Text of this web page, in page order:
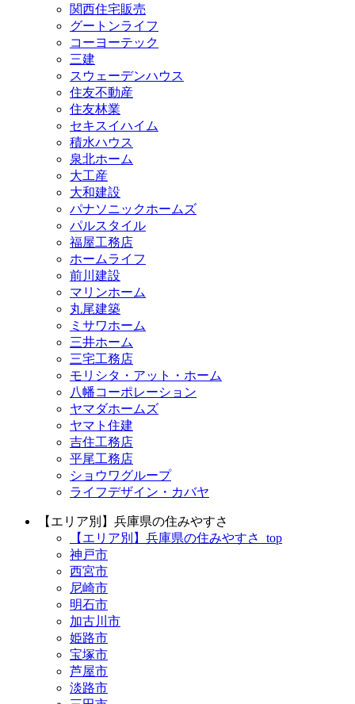
関西住宅販売
グートンライフ
コーヨーテック
三建
スウェーデンハウス
住友不動産
住友林業
セキスイハイム
積水ハウス
泉北ホーム
大工産
大和建設
パナソニックホームズ
パルスタイル
福屋工務店
ホームライフ
前川建設
マリンホーム
丸尾建築
ミサワホーム
三井ホーム
三宅工務店
モリシタ・アット・ホーム
八幡コーポレーション
ヤマダホームズ
ヤマト住建
吉住工務店
平尾工務店
ショウワグループ
ライフデザイン・カバヤ
【エリア別】兵庫県の住みやすさ
【エリア別】兵庫県の住みやすさ_top
神戸市
西宮市
尼崎市
明石市
加古川市
姫路市
宝塚市
芦屋市
淡路市